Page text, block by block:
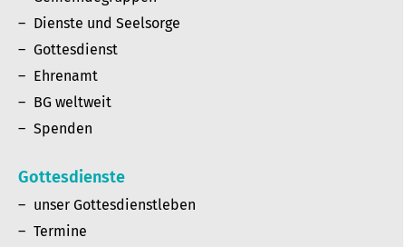
Dienste und Seelsorge
Gottesdienst
Ehrenamt
BG weltweit
Spenden
Gottesdienste
unser Gottesdienstleben
Termine